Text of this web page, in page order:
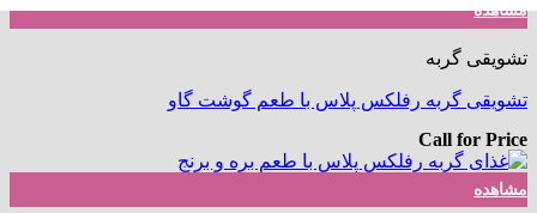
مشاهده
تشویقی گربه
تشویقی گربه رفلکس پلاس با طعم گوشت گاو
Call for Price
مشاهده